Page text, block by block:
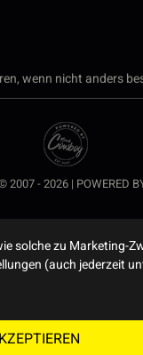
wenn nicht anders
- 2026 | POWERED
zu Marketing-
(auch